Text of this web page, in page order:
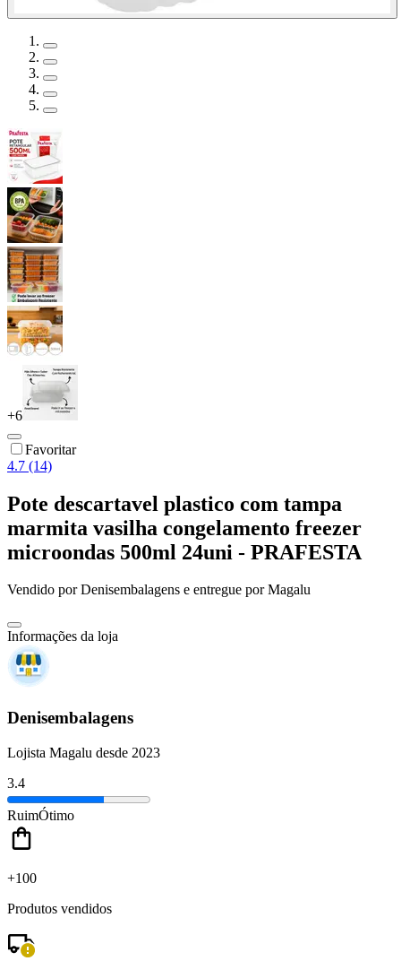
+6
Favoritar
4.7 (14)
Pote descartavel plastico com tampa
marmita vasilha congelamento freezer
microondas 500ml 24uni - PRAFESTA
Vendido porDenisembalagens e entregue por Magalu
Informações da loja
Denisembalagens
Lojista Magalu desde 2023
3.4
RuimÓtimo
+100
Produtos vendidos